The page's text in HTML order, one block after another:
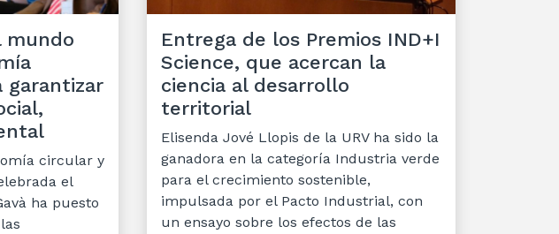
mundo
garantizar
circular y
el
ha puesto
Entrega de los Premios IND+I
Science, que acercan la
ciencia al desarrollo
territorial
Elisenda Jové Llopis de la URV ha sido la
ganadora en la categoría Industria verde
para el crecimiento sostenible,
impulsada por el Pacto Industrial, con
un ensayo sobre los efectos de las